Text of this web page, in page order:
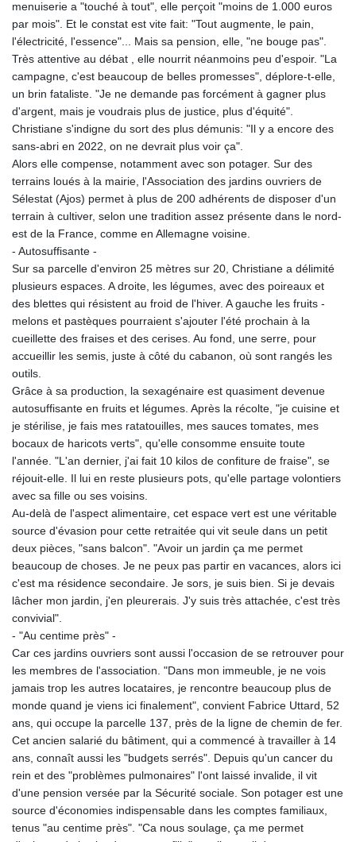
menuiserie a "touché à tout", elle perçoit "moins de 1.000 euros
par mois". Et le constat est vite fait: "Tout augmente, le pain,
l'électricité, l'essence"... Mais sa pension, elle, "ne bouge pas".
Très attentive au débat , elle nourrit néanmoins peu d'espoir. "La
campagne, c'est beaucoup de belles promesses", déplore-t-elle,
un brin fataliste. "Je ne demande pas forcément à gagner plus
d'argent, mais je voudrais plus de justice, plus d'équité".
Christiane s'indigne du sort des plus démunis: "Il y a encore des
sans-abri en 2022, on ne devrait plus voir ça".
Alors elle compense, notamment avec son potager. Sur des
terrains loués à la mairie, l'Association des jardins ouvriers de
Sélestat (Ajos) permet à plus de 200 adhérents de disposer d'un
terrain à cultiver, selon une tradition assez présente dans le nord-
est de la France, comme en Allemagne voisine.
- Autosuffisante -
Sur sa parcelle d'environ 25 mètres sur 20, Christiane a délimité
plusieurs espaces. A droite, les légumes, avec des poireaux et
des blettes qui résistent au froid de l'hiver. A gauche les fruits -
melons et pastèques pourraient s'ajouter l'été prochain à la
cueillette des fraises et des cerises. Au fond, une serre, pour
accueillir les semis, juste à côté du cabanon, où sont rangés les
outils.
Grâce à sa production, la sexagénaire est quasiment devenue
autosuffisante en fruits et légumes. Après la récolte, "je cuisine et
je stérilise, je fais mes ratatouilles, mes sauces tomates, mes
bocaux de haricots verts", qu'elle consomme ensuite toute
l'année. "L'an dernier, j'ai fait 10 kilos de confiture de fraise", se
réjouit-elle. Il lui en reste plusieurs pots, qu'elle partage volontiers
avec sa fille ou ses voisins.
Au-delà de l'aspect alimentaire, cet espace vert est une véritable
source d'évasion pour cette retraitée qui vit seule dans un petit
deux pièces, "sans balcon". "Avoir un jardin ça me permet
beaucoup de choses. Je ne peux pas partir en vacances, alors ici
c'est ma résidence secondaire. Je sors, je suis bien. Si je devais
lâcher mon jardin, j'en pleurerais. J'y suis très attachée, c'est très
convivial".
- "Au centime près" -
Car ces jardins ouvriers sont aussi l'occasion de se retrouver pour
les membres de l'association. "Dans mon immeuble, je ne vois
jamais trop les autres locataires, je rencontre beaucoup plus de
monde quand je viens ici finalement", convient Fabrice Uttard, 52
ans, qui occupe la parcelle 137, près de la ligne de chemin de fer.
Cet ancien salarié du bâtiment, qui a commencé à travailler à 14
ans, connaît aussi les "budgets serrés". Depuis qu'un cancer du
rein et des "problèmes pulmonaires" l'ont laissé invalide, il vit
d'une pension versée par la Sécurité sociale. Son potager est une
source d'économies indispensable dans les comptes familiaux,
tenus "au centime près". "Ca nous soulage, ça me permet